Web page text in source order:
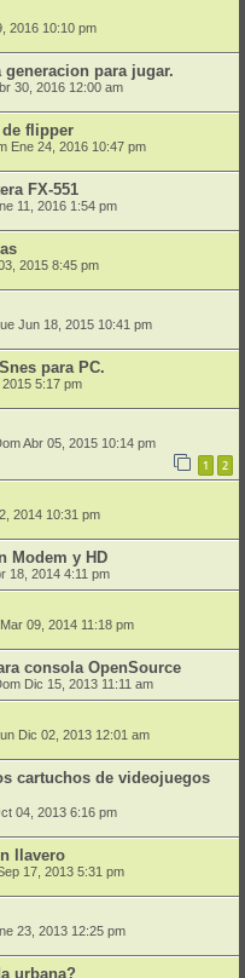
2016 10:10 pm
para jugar.
30, 2016 12:00 am
flipper
Ene 24, 2016 10:47 pm
FX-551
11, 2016 1:54 pm
2015 8:45 pm
Jun 18, 2015 10:41 pm
para PC.
5:17 pm
Abr 05, 2015 10:14 pm
1 2
2014 10:31 pm
Modem y HD
18, 2014 4:11 pm
09, 2014 11:18 pm
consola OpenSource
Dic 15, 2013 11:11 am
Dic 02, 2013 12:01 am
cartuchos de videojuegos
04, 2013 6:16 pm
llavero
17, 2013 5:31 pm
23, 2013 12:25 pm
urbana?